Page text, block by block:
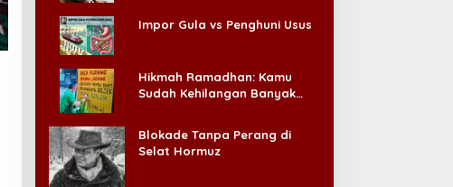
Impor Gula vs Penghuni Usus
Hikmah Ramadhan: Kamu
Sudah Kehilangan Banyak
Blokade Tanpa Perang di
Selat Hormuz